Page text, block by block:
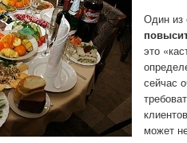
Один из
это
сейчас
может